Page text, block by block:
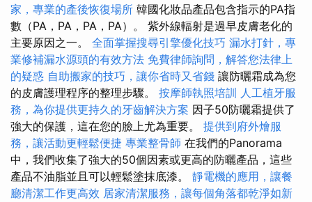
家，專業的產後恢復場所 韓國化妝品產品包含指示的PA指
數（PA，PA，PA，PA）。 紫外線輻射是過早皮膚老化的
主要原因之一。 全面掌握搜尋引擎優化技巧 漏水打針，專
業修補漏水源頭的有效方法 免費律師詢問，解答您法律上
的疑惑 自助搬家的技巧，讓你省時又省錢 讓防曬霜成為您
的皮膚護理程序的整理步驟。 按摩師執照培訓 人工植牙服
務，為你提供更持久的牙齒解決方案 因子50防曬霜提供了
強大的保護，這在您的臉上尤為重要。 提供到府外燴服
務，讓活動更輕鬆便捷 專業整骨師 在我們的Panorama
中，我們收集了強大的50個因素或更高的防曬產品，這些
產品不油脂並且可以輕鬆塗抹底漆。 靜電機的應用，讓餐
廳清潔工作更高效 居家清潔服務，讓每個角落都乾淨如新